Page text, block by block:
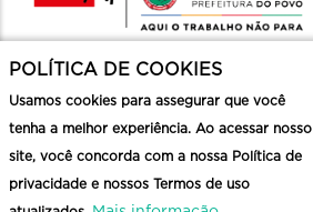
POLÍTICA DE COOKIES
Usamos cookies para assegurar que você
tenha a melhor experiência. Ao acessar nosso
site, você concorda com a nossa Política de
privacidade e nossos Termos de uso